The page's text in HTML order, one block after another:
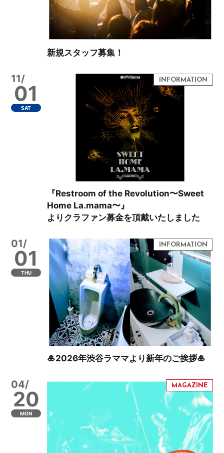
新規スタッフ募集！
11/
01
SAT
『Restroom of the Revolution〜Sweet
Home La.mama〜』
よりクラファン募金を頂戴いたしました
01/
01
THU
🎍2026年渋谷ラママより新年のご挨拶🎍
04/
20
MON